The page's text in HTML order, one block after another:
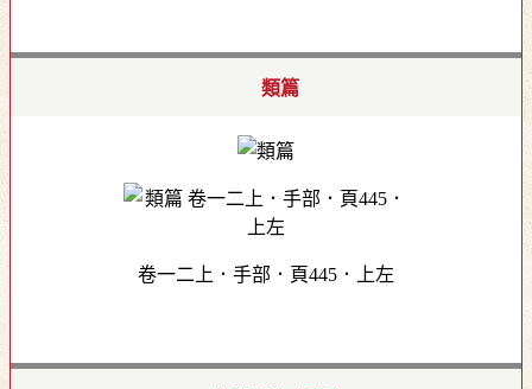
類篇
卷一二上．手部．頁445．上左